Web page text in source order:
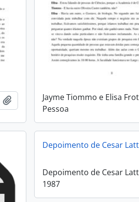
Add to clipboard
Jayme Tiommo e Elisa
Pessoa
Depoimento de Cesar
Depoimento de Cesar
1987